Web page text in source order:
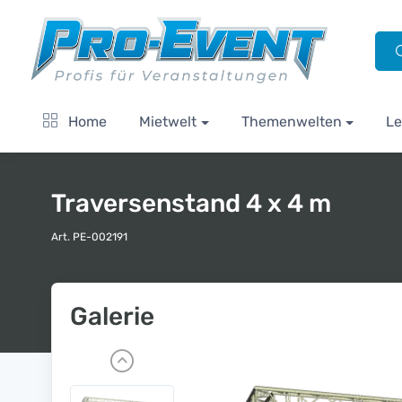
Home Mietwelt Themenwelten
Traversenstand 4 x 4 m
Art. PE-002191
Galerie
P
r